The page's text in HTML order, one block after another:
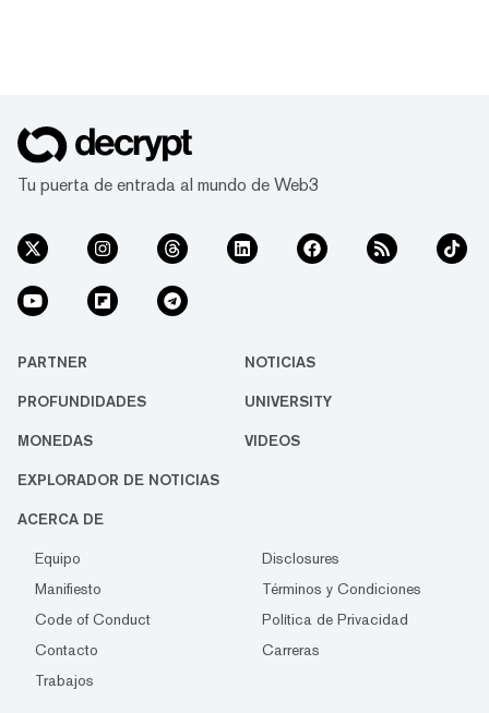
Tu puerta de entrada al mundo de Web3
PARTNER NOTICIAS
PROFUNDIDADES UNIVERSITY
MONEDAS VIDEOS
EXPLORADOR DE NOTICIAS
ACERCA DE
Equipo
Disclosures
Manifiesto
Términos y Condiciones
Code of Conduct
Política de Privacidad
Contacto
Carreras
Trabajos